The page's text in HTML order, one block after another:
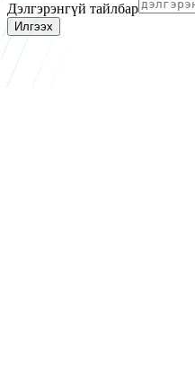
Дэлгэрэнгүй тайлбар
Илгээх